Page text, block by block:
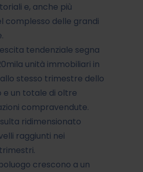
e, anche più
complesso delle grandi
tendenziale segna
unità immobiliari in
stesso trimestre dello
e un totale di oltre
compravendute.
ridimensionato
raggiunti nei
crescono a un